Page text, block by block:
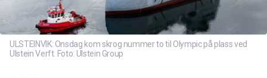
ULSTEINVIK: Onsdag kom skrog nummer to til Olympic på plass ved
Ulstein Verft. Foto: Ulstein Group